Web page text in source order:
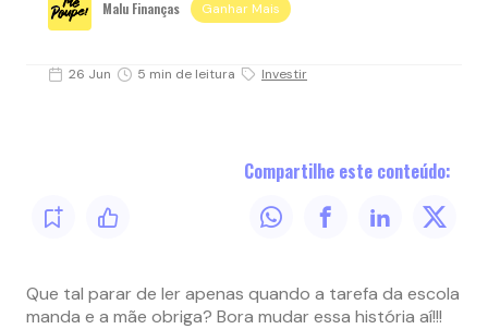
Malu Finanças Ganhar Mais
26 Jun 5 min de leitura Investir
Compartilhe este conteúdo:
Que tal parar de ler apenas quando a tarefa da escola
manda e a mãe obriga? Bora mudar essa história aí!!!